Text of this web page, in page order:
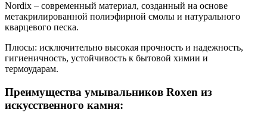
Nordix – современный материал, созданный на основе
метакрилированной полиэфирной смолы и натурального
кварцевого песка.
Плюсы: исключительно высокая прочность и надежность,
гигиеничность, устойчивость к бытовой химии и
термоударам.
Преимущества умывальников Roxen из
искусственного камня: